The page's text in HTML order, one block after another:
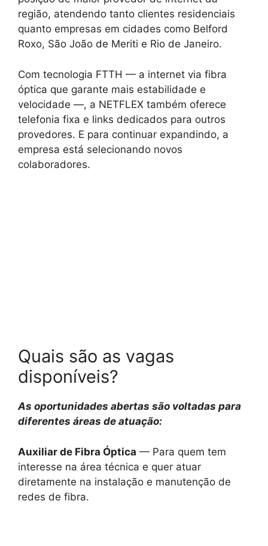
região, atendendo tanto clientes residenciais
quanto empresas em cidades como Belford
Roxo, São João de Meriti e Rio de Janeiro.
Com tecnologia FTTH — a internet via fibra
óptica que garante mais estabilidade e
velocidade —, a NETFLEX também oferece
telefonia fixa e links dedicados para outros
provedores. E para continuar expandindo, a
empresa está selecionando novos
colaboradores.
Quais são as vagas
disponíveis?
As oportunidades abertas são voltadas para
diferentes áreas de atuação:
Auxiliar de Fibra Óptica — Para quem tem
interesse na área técnica e quer atuar
diretamente na instalação e manutenção de
redes de fibra.